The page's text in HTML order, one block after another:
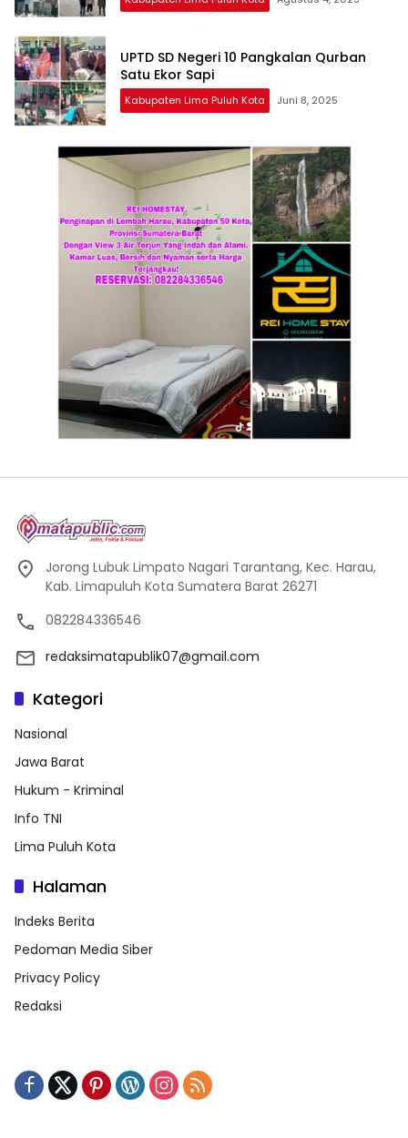
UPTD SD Negeri 10 Pangkalan Qurban
Satu Ekor Sapi
Kabupaten Lima Puluh Kota Juni 8, 2025
Jorong Lubuk Limpato Nagari Tarantang, Kec. Harau,
Kab. Limapuluh Kota Sumatera Barat 26271
082284336546
redaksimatapublik07@gmail.com
Kategori
Nasional
Jawa Barat
Hukum - Kriminal
Info TNI
Lima Puluh Kota
Halaman
Indeks Berita
Pedoman Media Siber
Privacy Policy
Redaksi